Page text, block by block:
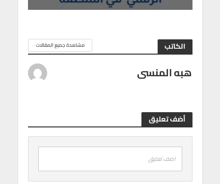
الكاتب مشاهدة جميع المقالات
هبه المنسى
أضف تعليق
اضف تعليق